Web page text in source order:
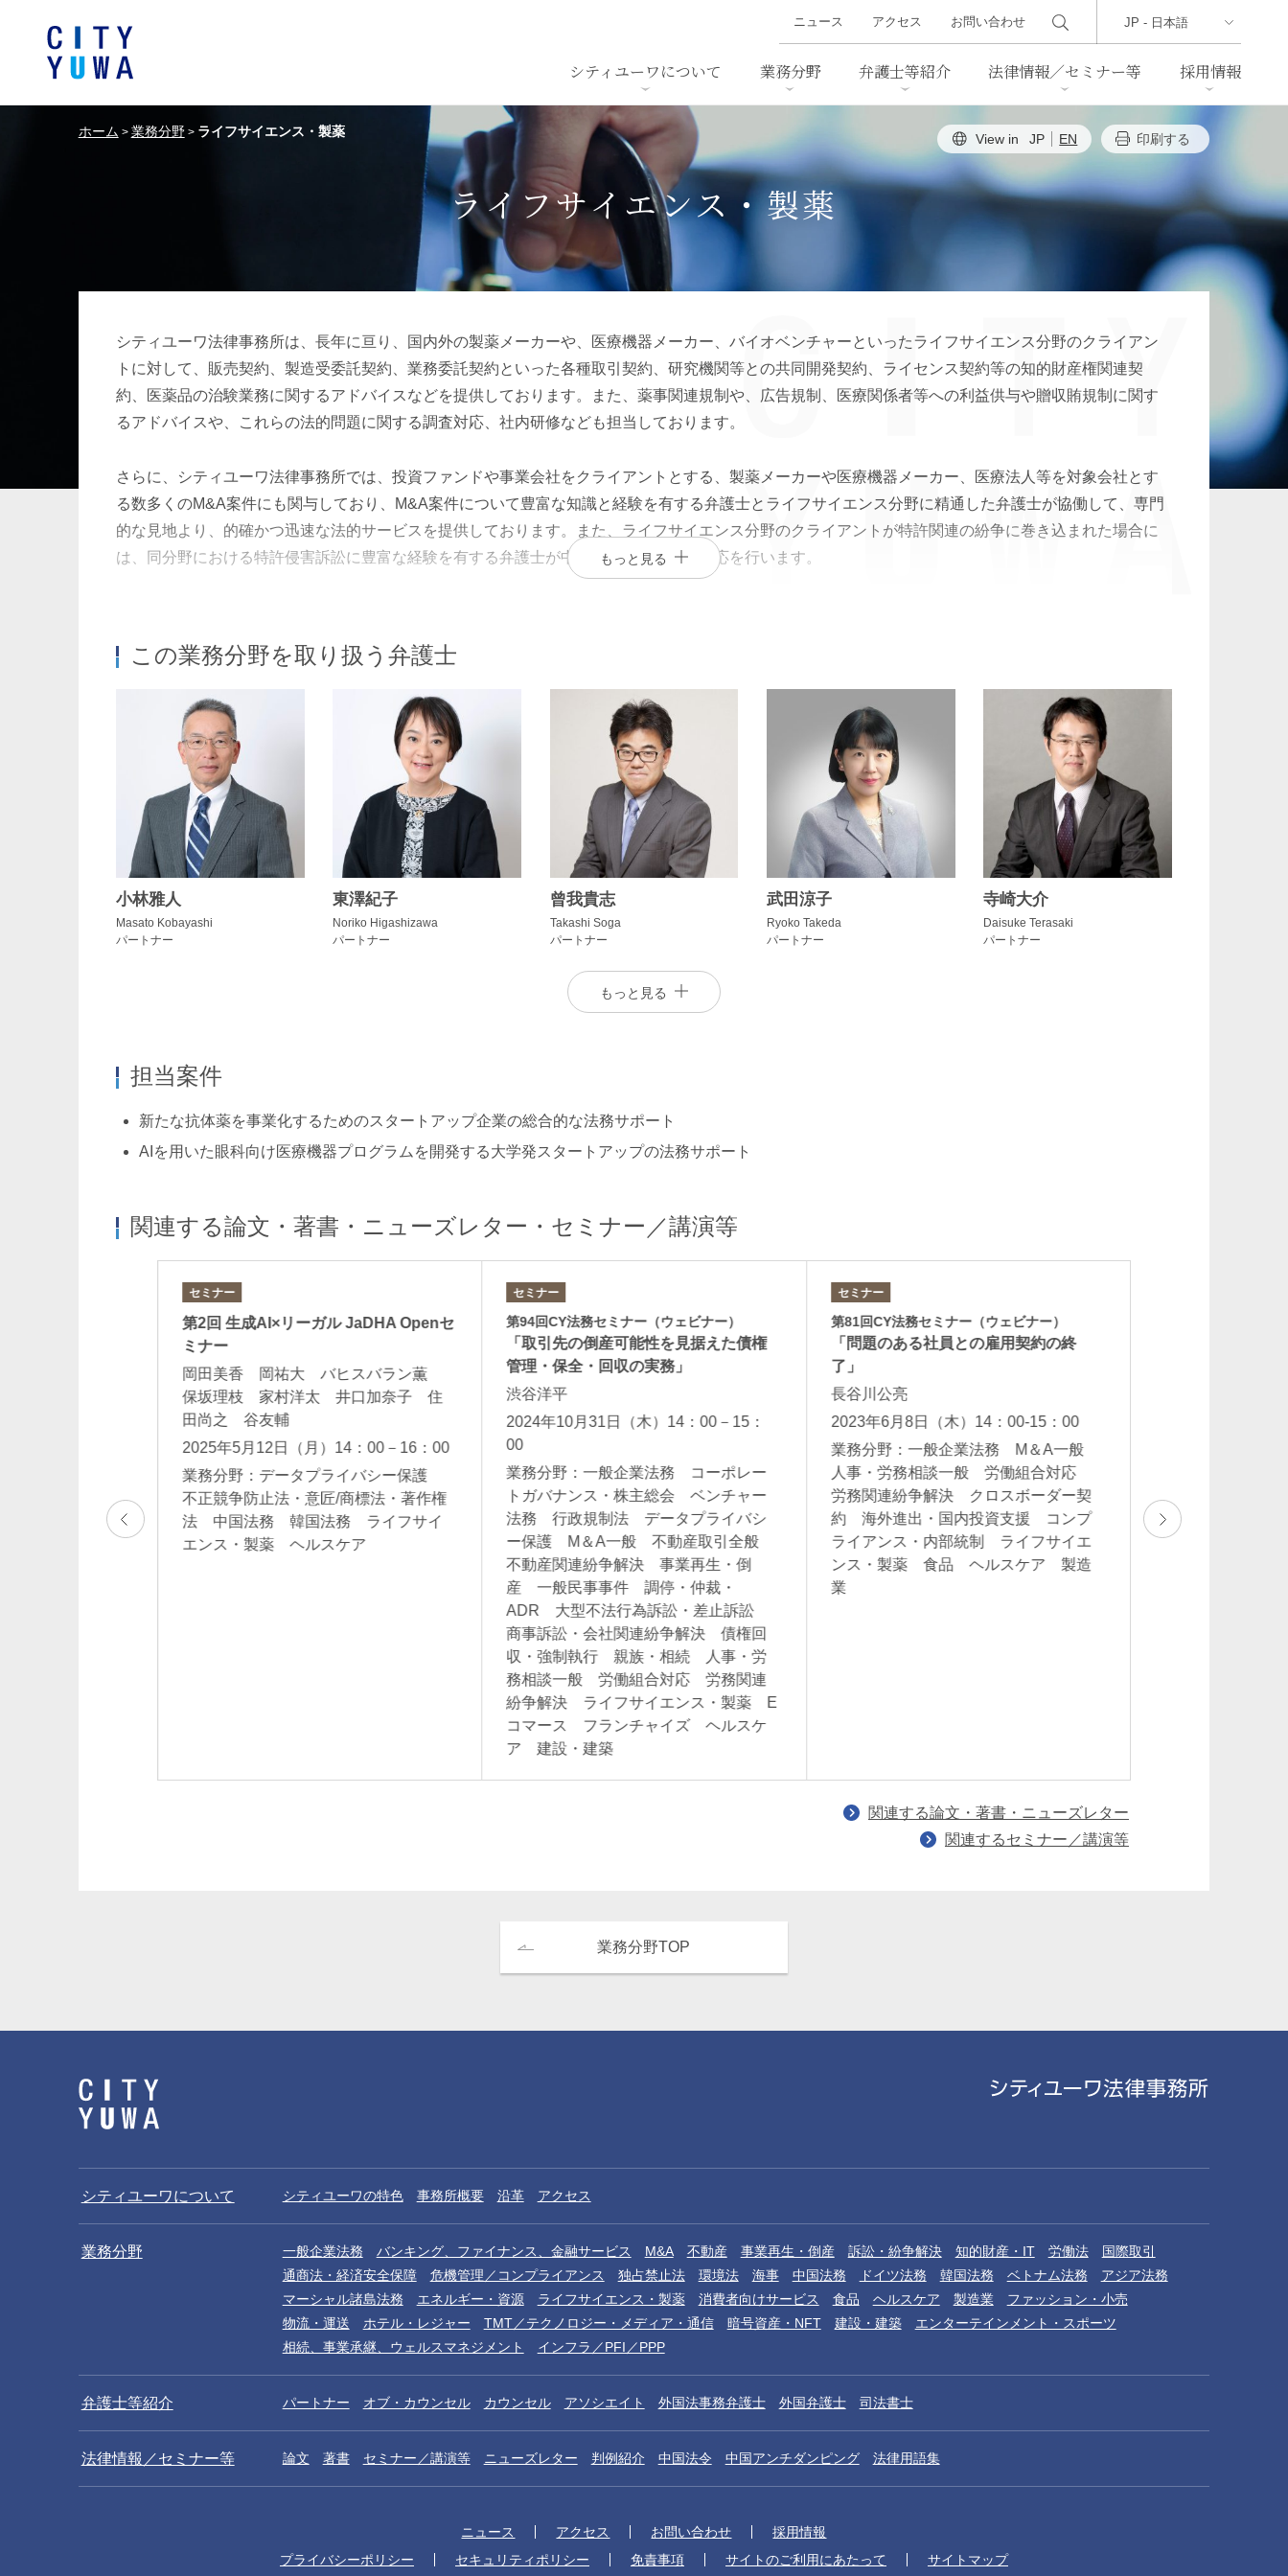
シティユーワについて
事務所概要 沿革 アクセス
業務分野
バンキング、ファイナンス、
金融サービス
M&A 不動産 事業再生・倒産
知的財産・IT 労働法
独占禁止法 環境法
エネルギー・資源 ライフサイエンス・製薬 消費者向けサービス 食品 ヘルスケア
製造業 ファッション・小売 物流・運送
TMT／テクノロジー・メディ
暗号資産・NFT 建設・建築
エンターテインメント・スポ
ーツ
相続、事業承継、ウェルスマ
ネジメント
インフラ／PFI／PPP
弁護士等紹介
名前から探す
法律情報／セミナー等
著書 セミナー/講演等 ニューズレター
中国アンチダンピング 法律用語集
採用情報
弁護士採用 スタッフ採用
ニュース アクセス お問い合わせ
ホーム > 業務分野> ライフサイエンス・製薬 View in JP EN 印刷する
ライフサイエンス・製薬
シティユーワ法律事務所は、長年に亘り、国内外の製薬メーカーや、医療機器メーカー、バイオベンチャーといったライフサイエンス分野のクライアン
トに対して、販売契約、製造受委託契約、業務委託契約といった各種取引契約、研究機関等との共同開発契約、ライセンス契約等の知的財産権関連契
約、医薬品の治験業務に関するアドバイスなどを提供しております。また、薬事関連規制や、広告規制、医療関係者等への利益供与や贈収賄規制に関す
るアドバイスや、これらの法的問題に関する調査対応、社内研修なども担当しております。
さらに、シティユーワ法律事務所では、投資ファンドや事業会社をクライアントとする、製薬メーカーや医療機器メーカー、医療法人等を対象会社とす
る数多くのM&A案件にも関与しており、M&A案件について豊富な知識と経験を有する弁護士とライフサイエンス分野に精通した弁護士が協働して、専門
的な見地より、的確かつ迅速な法的サービスを提供しております。また、ライフサイエンス分野のクライアントが特許関連の紛争に巻き込まれた場合に
は、同分野における特許侵害訴訟に豊富な経験を有する弁護士が中心となって適切な対応を行います。
もっと見る
この業務分野を取り扱う弁護士
小林雅人
Masato Kobayashi
パートナー
東澤紀子
Noriko Higashizawa
パートナー
曾我貴志
Takashi Soga
パートナー
武田涼子
Ryoko Takeda
パートナー
寺崎大介
Daisuke Terasaki
パートナー
パートナー 二重橋オフィス
パートナー
パートナー
カウンセル 二重橋オフィス
もっと見る
担当案件
新たな抗体薬を事業化するためのスタートアップ企業の総合的な法務サポート
AIを用いた眼科向け医療機器プログラムを開発する大学発スタートアップの法務サポート
関連する論文・著書・ニューズレター・セミナー／講演等
セミナー
第2回 生成AI×リーガル JaDHA Openセ
ミナー
岡田美香 岡祐大 バヒスバラン薫
保坂理枝 家村洋太 井口加奈子 住
田尚之 谷友輔
2025年5月12日（月）14：00－16：00
業務分野：データプライバシー保護
不正競争防止法・意匠/商標法・著作権
法 中国法務 韓国法務 ライフサイ
エンス・製薬 ヘルスケア
セミナー
第94回CY法務セミナー（ウェビナー）
「取引先の倒産可能性を見据えた債権
管理・保全・回収の実務」
渋谷洋平
2024年10月31日（木）14：00－15：
00
業務分野：一般企業法務 コーポレー
トガバナンス・株主総会 ベンチャー
法務 行政規制法 データプライバシ
ー保護 M＆A一般 不動産取引全般
不動産関連紛争解決 事業再生・倒
産 一般民事事件 調停・仲裁・
ADR 大型不法行為訴訟・差止訴訟
商事訴訟・会社関連紛争解決 債権回
収・強制執行 親族・相続 人事・労
務相談一般 労働組合対応 労務関連
紛争解決 ライフサイエンス・製薬 E
コマース フランチャイズ ヘルスケ
ア 建設・建築
セミナー
第81回CY法務セミナー（ウェビナー）
「問題のある社員との雇用契約の終
了」
長谷川公亮
2023年6月8日（木）14：00-15：00
業務分野：一般企業法務 M＆A一般
人事・労務相談一般 労働組合対応
労務関連紛争解決 クロスボーダー契
約 海外進出・国内投資支援 コンプ
ライアンス・内部統制 ライフサイエ
ンス・製薬 食品 ヘルスケア 製造
業
関連する論文・著書・ニューズレター
関連するセミナー／講演等
業務分野TOP
シティユーワについて シティユーワの特色 事務所概要 沿革 アクセス
業務分野 一般企業法務 バンキング、ファイナンス、金融サービス M&A 不動産 事業再生・倒産 訴訟・紛争解決 知的財産・IT 労働法
国際取引
通商法・経済安全保障
危機管理／コンプライアンス 独占禁止法 環境法 海事 中国法務 ドイツ法務 韓国法務 ベトナム法務
アジア法務
マーシャル諸島法務
エネルギー・資源 ライフサイエンス・製薬 消費者向けサービス 食品 ヘルスケア 製造業
ファッション・小売
物流・運送
ホテル・レジャー TMT／テクノロジー・メディア・通信 暗号資産・NFT 建設・建築
エンターテインメント・スポーツ
相続、事業承継、ウェルスマネジメント
インフラ／PFI／PPP
弁護士等紹介 パートナー オブ・カウンセル カウンセル アソシエイト 外国法事務弁護士 外国弁護士 司法書士
法律情報／セミナー等 論文 著書 セミナー／講演等 ニューズレター 判例紹介 中国法令 中国アンチダンピング 法律用語集
ニュース アクセス お問い合わせ
採用情報
プライバシーポリシー
セキュリティポリシー 免責事項 サイトのご利用にあたって サイトマップ